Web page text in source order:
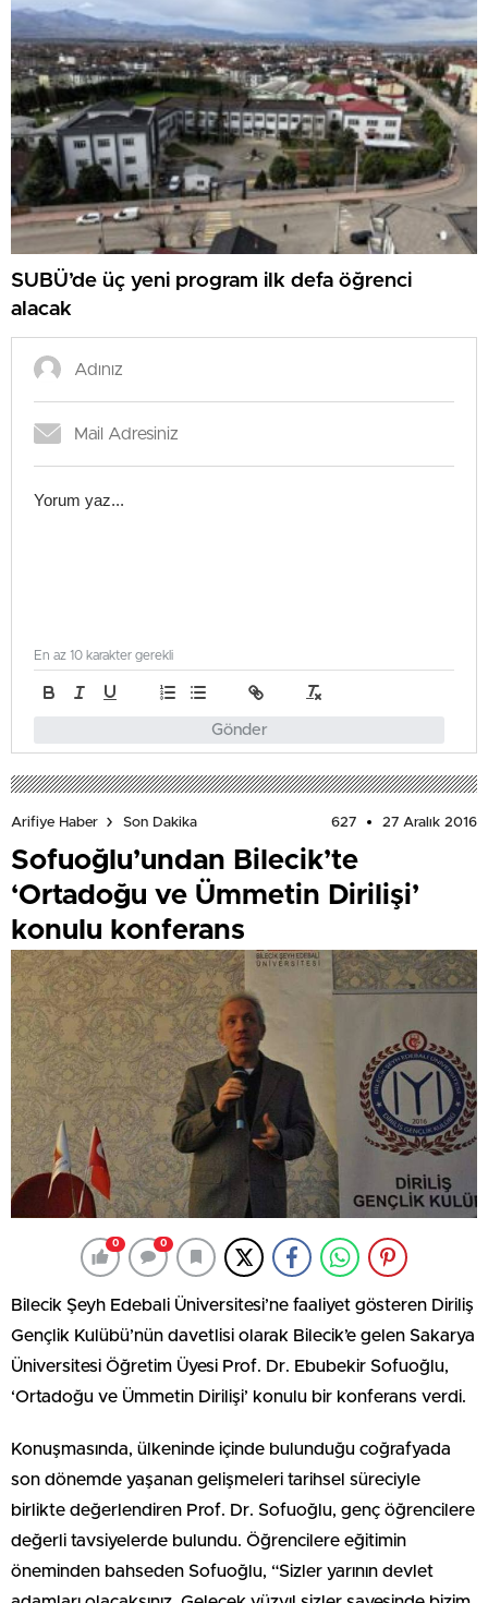
SUBÜ’de üç yeni program ilk defa öğrenci
alacak
Gönder
En az 10 karakter gerekli
Arifiye Haber Son Dakika 627 27 Aralık 2016
Sofuoğlu’undan Bilecik’te
‘Ortadoğu ve Ümmetin Dirilişi’
konulu konferans
0 0
Bilecik Şeyh Edebali Üniversitesi’ne faaliyet gösteren Diriliş
Gençlik Kulübü’nün davetlisi olarak Bilecik’e gelen Sakarya
Üniversitesi Öğretim Üyesi Prof. Dr. Ebubekir Sofuoğlu,
‘Ortadoğu ve Ümmetin Dirilişi’ konulu bir konferans verdi.
Konuşmasında, ülkeninde içinde bulunduğu coğrafyada
son dönemde yaşanan gelişmeleri tarihsel süreciyle
birlikte değerlendiren Prof. Dr. Sofuoğlu, genç öğrencilere
değerli tavsiyelerde bulundu. Öğrencilere eğitimin
öneminden bahseden Sofuoğlu, “Sizler yarının devlet